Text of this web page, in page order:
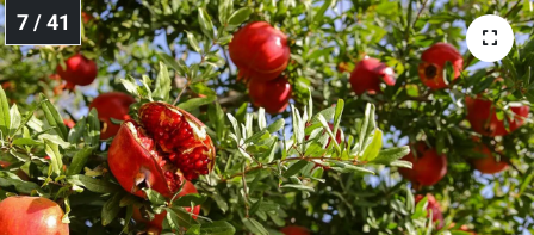
7 / 41